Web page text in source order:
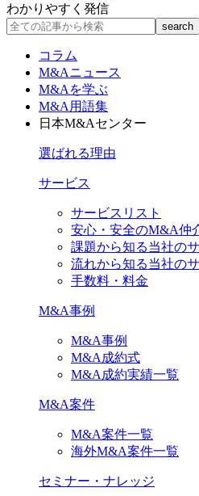
わかりやすく発信
コラム
M&Aニュース
M&Aを学ぶ
M&A用語集
日本M&Aセンター
選ばれる理由
サービス
サービスリスト
安心・安全のM&A仲
課題から知る当社の
流れから知る当社の
手数料・料金
M&A事例
M&A事例
M&A成約式
M&A成約実績一覧
M&A案件
M&A案件一覧
海外M&A案件一覧
セミナー・ナレッジ